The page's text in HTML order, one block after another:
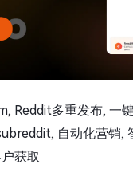
Reddit多重发布, 一
自动化营销,
获取